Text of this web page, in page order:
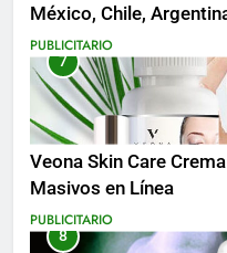
México, Chile,
Costa Rica y Más
PUBLICITARIO
7
Veona Skin Care
Masivos en Línea
PUBLICITARIO
8